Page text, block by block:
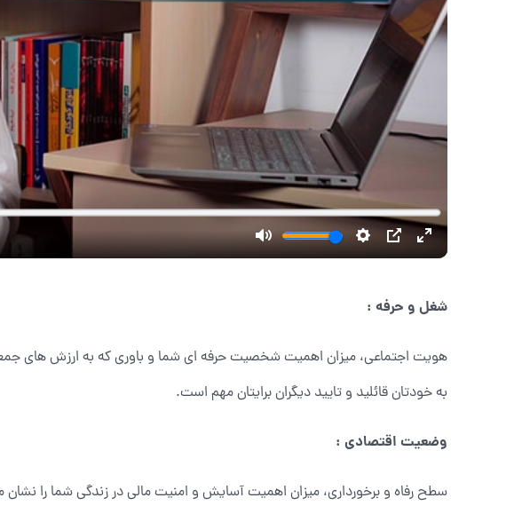
شغل و حرفه :
هویت اجتماعی، میزان اهمیت شخصیت حرفه ای شما و باوری که به ارزش های
به خودتان قائلید و تایید دیگران برایتان مهم است.
وضعیت اقتصادی :
سطح رفاه و برخورداری، میزان اهمیت آسایش و امنیت مالی در زندگی شما را نشان